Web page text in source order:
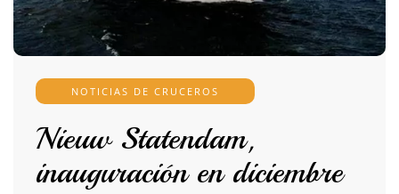
NOTICIAS DE CRUCEROS
Nieuw Statendam,
inauguración en diciembre